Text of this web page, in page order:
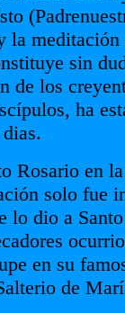
la
sin
de los
ha
Rosario en
solo fue
lo dio a
en su
de